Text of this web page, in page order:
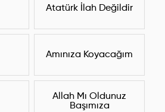
Atatürk İlah Değildir
Amınıza Koyacağım
Allah Mı Oldunuz
Başımıza